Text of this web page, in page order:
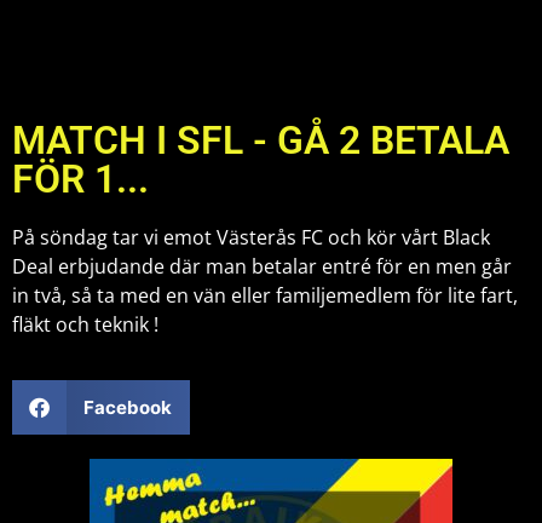
MATCH I SFL - GÅ 2 BETALA
FÖR 1...
På söndag tar vi emot Västerås FC och kör vårt Black
Deal erbjudande där man betalar entré för en men går
in två, så ta med en vän eller familjemedlem för lite fart,
fläkt och teknik !
Facebook